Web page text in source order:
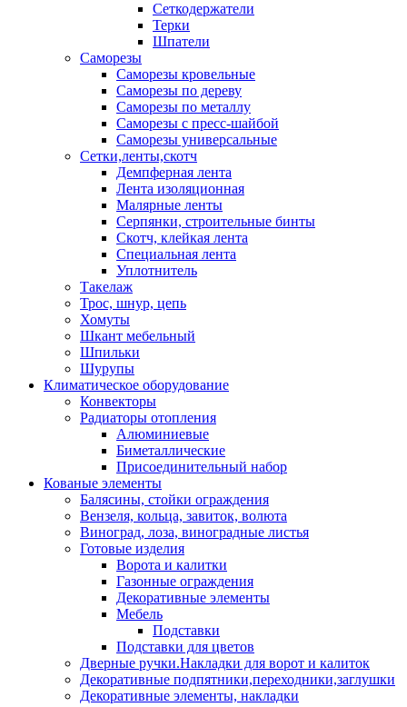
Сеткодержатели
Терки
Шпатели
Саморезы
Саморезы кровельные
Саморезы по дереву
Саморезы по металлу
Саморезы с пресс-шайбой
Саморезы универсальные
Сетки,ленты,скотч
Демпферная лента
Лента изоляционная
Малярные ленты
Серпянки, строительные бинты
Скотч, клейкая лента
Специальная лента
Уплотнитель
Такелаж
Трос, шнур, цепь
Хомуты
Шкант мебельный
Шпильки
Шурупы
Климатическое оборудование
Конвекторы
Радиаторы отопления
Алюминиевые
Биметаллические
Присоединительный набор
Кованые элементы
Балясины, стойки ограждения
Вензеля, кольца, завиток, волюта
Виноград, лоза, виноградные листья
Готовые изделия
Ворота и калитки
Газонные ограждения
Декоративные элементы
Мебель
Подставки
Подставки для цветов
Дверные ручки.Накладки для ворот и калиток
Декоративные подпятники,переходники,заглушки
Декоративные элементы, накладки